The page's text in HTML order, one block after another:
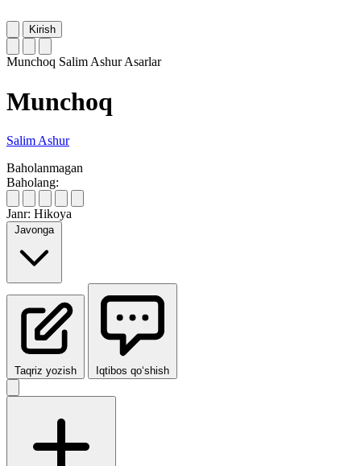
Kirish
Munchoq Salim AshurAsarlar
Munchoq
Salim Ashur
Baholanmagan
Baholang:
Janr: Hikoya
Javonga
Taqriz yozish Iqtibos qo‘shish